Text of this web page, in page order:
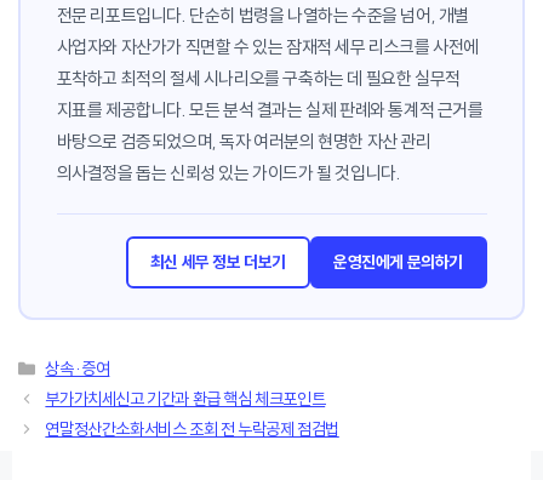
전문 리포트입니다. 단순히 법령을 나열하는 수준을 넘어, 개별
사업자와 자산가가 직면할 수 있는 잠재적 세무 리스크를 사전에
포착하고 최적의 절세 시나리오를 구축하는 데 필요한 실무적
지표를 제공합니다. 모든 분석 결과는 실제 판례와 통계적 근거를
바탕으로 검증되었으며, 독자 여러분의 현명한 자산 관리
의사결정을 돕는 신뢰성 있는 가이드가 될 것입니다.
최신 세무 정보 더보기 운영진에게 문의하기
카
테
리
상속·증여
부가가치세신고 기간과 환급 핵심 체크포인트
연말정산간소화서비스 조회 전 누락공제 점검법